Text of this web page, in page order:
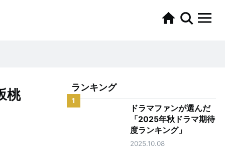
桃
ランキング
1
ドラマファンが選んだ
「2025年秋ドラマ期待
度ランキング」
2025.10.08